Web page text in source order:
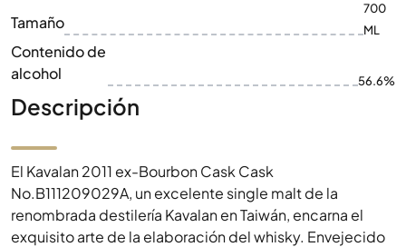
Tamaño
700
ML
Contenido de
alcohol
56.6%
Descripción
El Kavalan 2011 ex-Bourbon Cask Cask
No.B111209029A, un excelente single malt de la
renombrada destilería Kavalan en Taiwán, encarna el
exquisito arte de la elaboración del whisky. Envejecido